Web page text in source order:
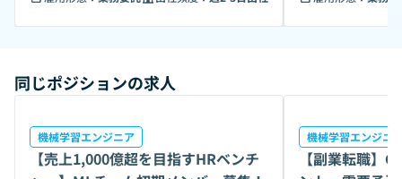
る仕事を紹介し、より良い人生への後押しをサポートしてい
ます。 • 求職者との距離の近さ：求職者との距離が近く、ラ
談に乗ることもあります。そのため、安心して頼っていただ
けることや、企業から依頼された業務内容に基づきスピーデ
同じポジションの求人
機械学習エンジニア
【売上1,000億超を目指すHRベンチ
機械学習エンジニ
【副業転職】